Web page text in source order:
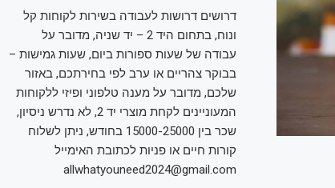
דרושים דרושות לעבודה בשירות לקוחות קל
ונוח, בתחום היד 2 – יד שניה, מדובר על
עבודה של שעות ספורות ביום, שעות גמישות –
בבוקר צהריים או ערב לפי בחירתכם, באזור
שלכם, מדובר על מענה טלפוני ופיזי ללקוחות
המעוניינים לקחת מוצרי יד 2, לא נדרש ניסיון,
שכר בין 15000-25000 בחודש, ניתן לשלוח
קורות חיים או פניות לכתובת האימייל
allwhatyouneed2024@gmail.com